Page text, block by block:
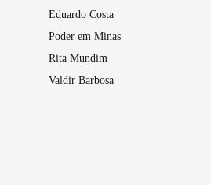
Eduardo Costa
Poder em Minas
Rita Mundim
Valdir Barbosa